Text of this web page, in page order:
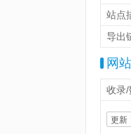
站点
导出
网
收录/
更新